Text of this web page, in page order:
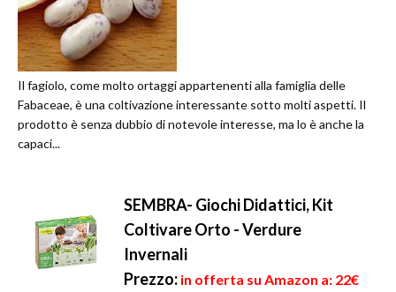
Il fagiolo, come molto ortaggi appartenenti alla famiglia delle
Fabaceae, è una coltivazione interessante sotto molti aspetti. Il
prodotto è senza dubbio di notevole interesse, ma lo è anche la
capaci...
SEMBRA- Giochi Didattici, Kit
Coltivare Orto - Verdure
Invernali
Prezzo: in offerta su Amazon a: 22€